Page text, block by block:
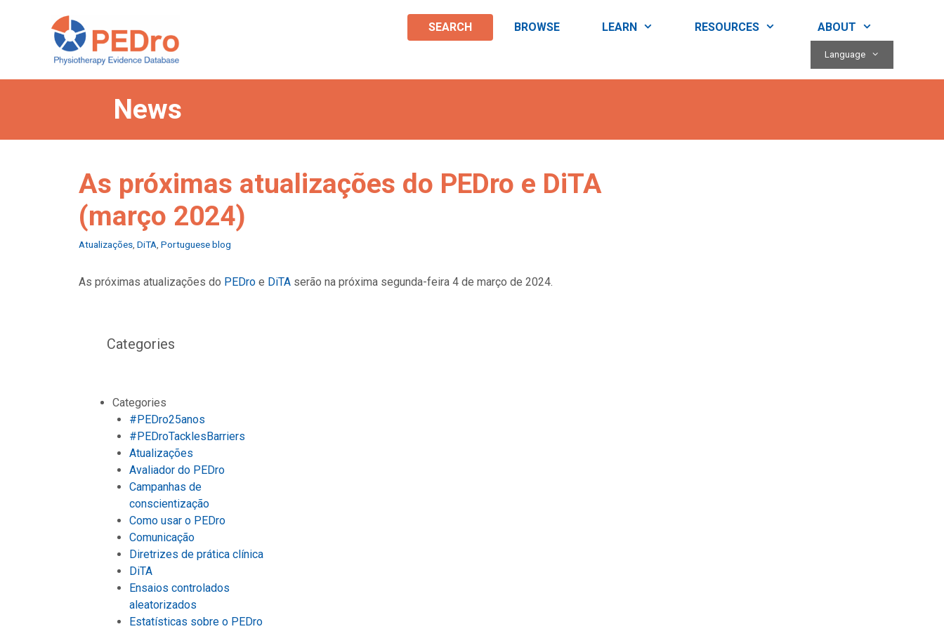
SEARCH BROWSE LEARN RESOURCES ABOUT
Language
News
As próximas atualizações do PEDro e DiTA
(março 2024)
Categories
Atualizações DiTA Portuguese blog
As próximas atualizações do PEDro e DiTA serão na próxima segunda-feira 4 de março de 2024.
Categories
Categories
#PEDro25anos
#PEDroTacklesBarriers
Atualizações
Avaliador do PEDro
Campanhas de
conscientização
Como usar o PEDro
Comunicação
Diretrizes de prática clínica
DiTA
Ensaios controlados
aleatorizados
Estatísticas sobre o PEDro